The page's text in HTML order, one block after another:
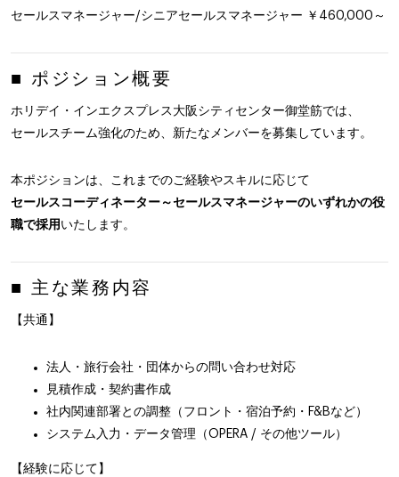
セールスマネージャー/シニアセールスマネージャー ￥460,000～
■ ポジション概要
ホリデイ・インエクスプレス大阪シティセンター御堂筋では、
セールスチーム強化のため、新たなメンバーを募集しています。
本ポジションは、これまでのご経験やスキルに応じて
セールスコーディネーター～セールスマネージャーのいずれかの役
職で採用 いたします。
■ 主な業務内容
【共通】
法人・旅行会社・団体からの問い合わせ対応
見積作成・契約書作成
社内関連部署との調整（フロント・宿泊予約・F&Bなど）
システム入力・データ管理（OPERA / その他ツール）
【経験に応じて】